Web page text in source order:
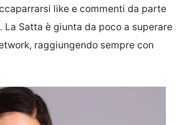
like e commenti da parte
Satta è giunta da poco a superare
raggiungendo sempre con